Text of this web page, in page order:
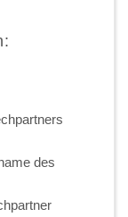
des